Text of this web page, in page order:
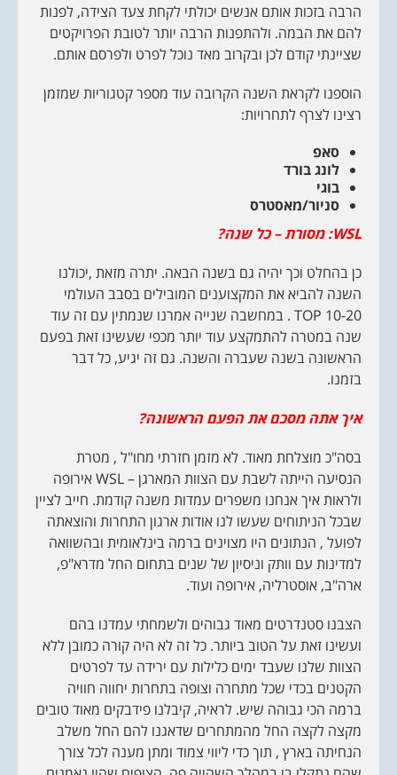
הרבה בזכות אותם אנשים יכולתי לקחת צעד הצידה, לפנות
להם את הבמה. ולהתפנות הרבה יותר לטובת הפרויקטים
שציינתי קודם לכן ובקרוב מאד נוכל לפרט ולפרסם אותם.
הוספנו לקראת השנה הקרובה עוד מספר קטגוריות שמזמן
רצינו לצרף לתחרויות:
סאפ
לונג בורד
בוגי
סניור/מאסטרס
WSL: מסורת – כל שנה?
כן בהחלט וכך יהיה גם בשנה הבאה. יתרה מזאת ,יכולנו
השנה להביא את המקצוענים המובילים בסבב העולמי
TOP 10-20 . במחשבה שנייה אמרנו שנמתין עם זה עוד
שנה במטרה להתמקצע עוד יותר מכפי שעשינו זאת בפעם
הראשונה בשנה שעברה והשנה. גם זה יגיע, כל דבר
בזמנו.
איך אתה מסכם את הפעם הראשונה?
בסה"כ מוצלחת מאוד. לא מזמן חזרתי מחו"ל , מטרת
הנסיעה הייתה לשבת עם הצוות המארגן – WSL אירופה
ולראות איך אנחנו משפרים עמדות משנה קודמת. חייב לציין
שבכל הניתוחים שעשו לנו אודות ארגון התחרות והוצאתה
לפועל , הנתונים היו מצוינים ברמה בינלאומית ובהשוואה
למדינות עם וותק וניסיון של שנים בתחום החל מדרא"פ,
ארה"ב, אוסטרליה, אירופה ועוד.
הצבנו סטנדרטים מאוד גבוהים ולשמחתי עמדנו בהם
ועשינו זאת על הטוב ביותר. כל זה לא היה קורה כמובן ללא
הצוות שלנו שעבד ימים כלילות עם ירידה עד לפרטים
הקטנים בכדי שכל מתחרה וצופה בתחרות יחווה חוויה
ברמה הכי גבוהה שיש. לראיה, קיבלנו פידבקים מאוד טובים
מקצה לקצה החל מהמתחרים שדאגנו להם החל משלב
הנחיתה בארץ , תוך כדי ליווי צמוד ומתן מענה לכל צורך